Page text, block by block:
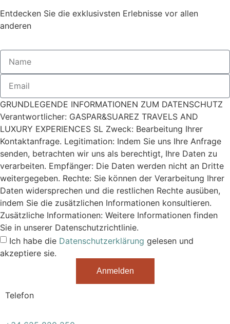
Entdecken Sie die exklusivsten Erlebnisse vor allen
anderen
GRUNDLEGENDE INFORMATIONEN ZUM DATENSCHUTZ
Verantwortlicher: GASPAR&SUAREZ TRAVELS AND
LUXURY EXPERIENCES SL Zweck: Bearbeitung Ihrer
Kontaktanfrage. Legitimation: Indem Sie uns Ihre Anfrage
senden, betrachten wir uns als berechtigt, Ihre Daten zu
verarbeiten. Empfänger: Die Daten werden nicht an Dritte
weitergegeben. Rechte: Sie können der Verarbeitung Ihrer
Daten widersprechen und die restlichen Rechte ausüben,
indem Sie die zusätzlichen Informationen konsultieren.
Zusätzliche Informationen: Weitere Informationen finden
Sie in unserer Datenschutzrichtlinie.
Ich habe die Datenschutzerklärung gelesen und
akzeptiere sie.
Anmelden
Telefon